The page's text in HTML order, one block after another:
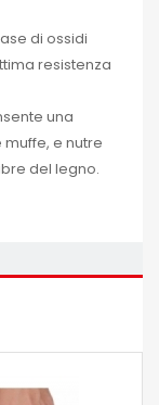
di ossidi
resistenza
una
e nutre
del legno.